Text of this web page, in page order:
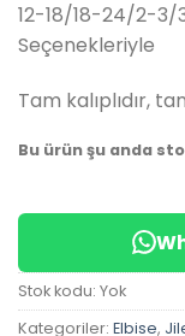
12-18/18-24/2-3/
Seçenekleriyle
Tam kalıplıdır,
Bu ürün şu anda
Stok kodu: Yok
Kategoriler: Elbise,